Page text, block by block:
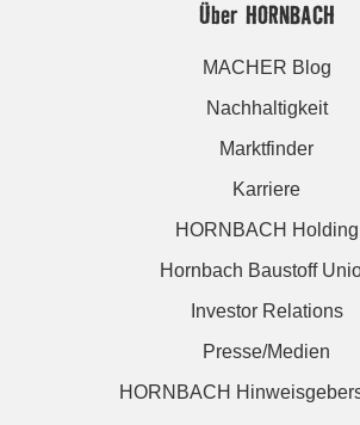
Über HORNBACH
MACHER Blog
Nachhaltigkeit
Marktfinder
Karriere
HORNBACH Holding
Hornbach Baustoff
Investor Relations
Presse/Medien
HORNBACH